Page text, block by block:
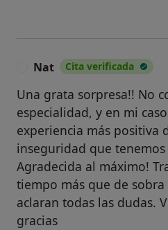
Nat Cita verificada
Una grata sorpresa!! No
especialidad, y en mi
experiencia más positiva
inseguridad que
Agradecida al máximo!
tiempo más que de
aclaran todas las dudas.
gracias